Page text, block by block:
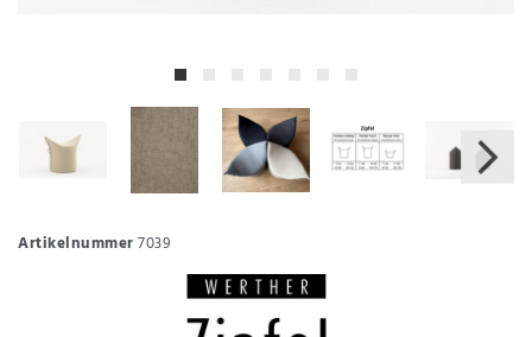
Artikelnummer7039